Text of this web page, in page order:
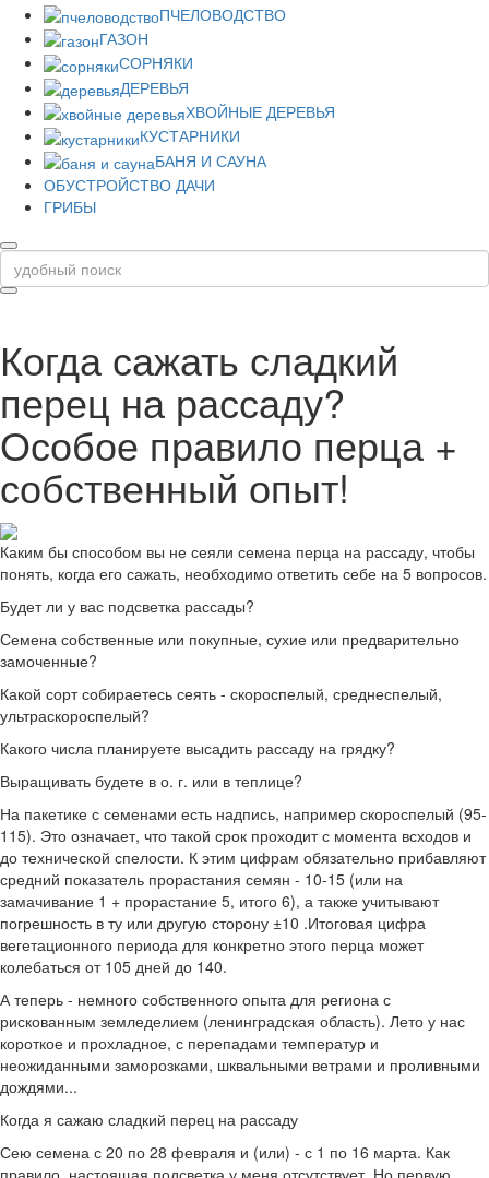
ПЧЕЛОВОДСТВО
ГАЗОН
СОРНЯКИ
ДЕРЕВЬЯ
ХВОЙНЫЕ ДЕРЕВЬЯ
КУСТАРНИКИ
БАНЯ И САУНА
ОБУСТРОЙСТВО ДАЧИ
ГРИБЫ
Когда сажать сладкий
перец на рассаду?
Особое правило перца +
собственный опыт!
Каким бы способом вы не сеяли семена перца на рассаду, чтобы
понять, когда его сажать, необходимо ответить себе на 5 вопросов.
Будет ли у вас подсветка рассады?
Семена собственные или покупные, сухие или предварительно
замоченные?
Какой сорт собираетесь сеять - скороспелый, среднеспелый,
ультраскороспелый?
Какого числа планируете высадить рассаду на грядку?
Выращивать будете в о. г. или в теплице?
На пакетике с семенами есть надпись, например скороспелый (95-
115). Это означает, что такой срок проходит с момента всходов и
до технической спелости. К этим цифрам обязательно прибавляют
средний показатель прорастания семян - 10-15 (или на
замачивание 1 + прорастание 5, итого 6), а также учитывают
погрешность в ту или другую сторону ±10 .Итоговая цифра
вегетационного периода для конкретно этого перца может
колебаться от 105 дней до 140.
А теперь - немного собственного опыта для региона с
рискованным земледелием (ленинградская область). Лето у нас
короткое и прохладное, с перепадами температур и
неожиданными заморозками, шквальными ветрами и проливными
дождями...
Когда я сажаю сладкий перец на рассаду
Сею семена с 20 по 28 февраля и (или) - с 1 по 16 марта. Как